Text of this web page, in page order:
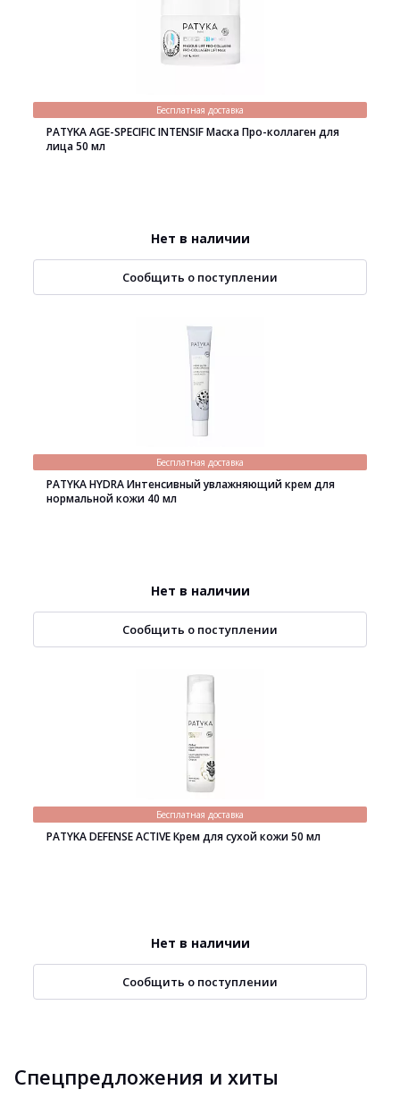
Бесплатная доставка
PATYKA AGE-SPECIFIC INTENSIF Маска Про-коллаген для
лица 50 мл
Нет в наличии
Сообщить о поступлении
Бесплатная доставка
PATYKA HYDRA Интенсивный увлажняющий крем для
нормальной кожи 40 мл
Нет в наличии
Сообщить о поступлении
Бесплатная доставка
PATYKA DEFENSE ACTIVE Крем для сухой кожи 50 мл
Нет в наличии
Сообщить о поступлении
Спецпредложения и хиты